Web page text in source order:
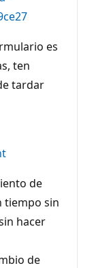
es
ten
tardar
de
tiempo sin
hacer
de